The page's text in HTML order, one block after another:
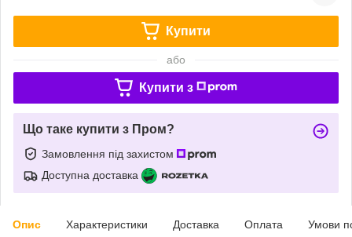
Купити
або
Купити з
Що таке купити з Пром?
Замовлення під захистом
Доступна доставка
Опис Характеристики Доставка Оплата Умови